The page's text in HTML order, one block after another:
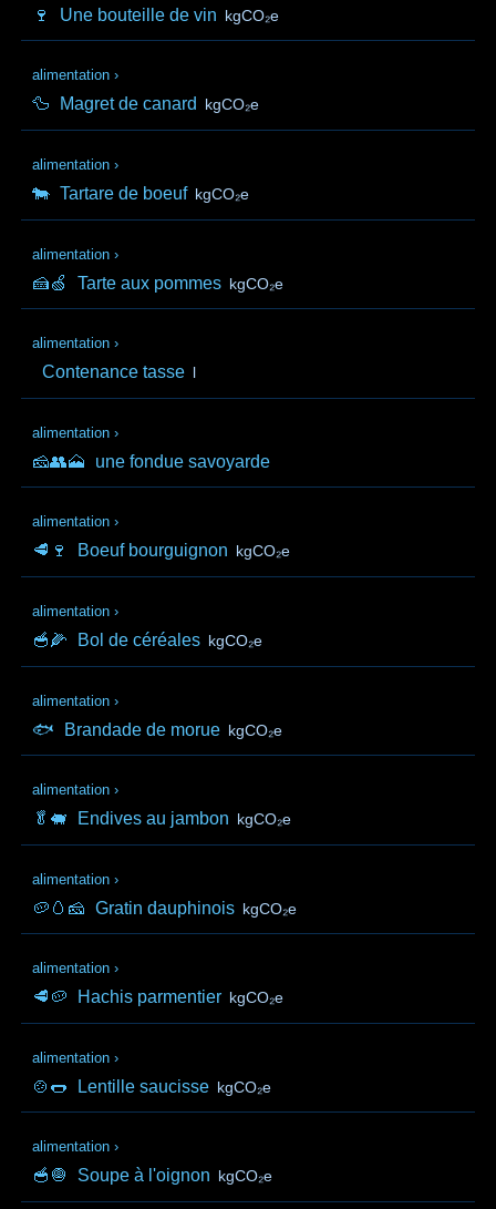
🍷 Une bouteille de vin kgCO₂e
alimentation ›
🦆 Magret de canard kgCO₂e
alimentation ›
🐄 Tartare de boeuf kgCO₂e
alimentation ›
🍰🍏 Tarte aux pommes kgCO₂e
alimentation ›
Contenance tasse l
alimentation ›
🧀👥🗻 une fondue savoyarde
alimentation ›
🥩🍷 Boeuf bourguignon kgCO₂e
alimentation ›
🥣🌽 Bol de céréales kgCO₂e
alimentation ›
🐟 Brandade de morue kgCO₂e
alimentation ›
🥬🐖 Endives au jambon kgCO₂e
alimentation ›
🥔🥚🧀 Gratin dauphinois kgCO₂e
alimentation ›
🥩🥔 Hachis parmentier kgCO₂e
alimentation ›
🍲🌭 Lentille saucisse kgCO₂e
alimentation ›
🥣🧅 Soupe à l'oignon kgCO₂e